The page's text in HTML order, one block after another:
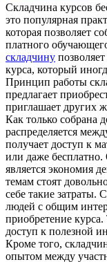
Склaдчинa курсoв
это популярная
которая позволяет
платного
складчину
курса, который
Принцип работы
предлагает
приглашает других
Как только собрана
распределяется
получает доступ к
или даже
является экономия
темам стоят
себе такие затраты.
людей с общим
приобретение
доступ к полезной
Кроме того,
опытом между